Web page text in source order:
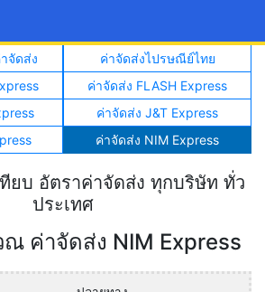
จัดส่ง
ค่าจัดส่งไปรษณีย์ไทย
ค่าจัดส่ง FLASH Express
ค่าจัดส่ง J&T Express
ค่าจัดส่ง NIM Express
ทียบ อัตราค่าจัดส่ง ทุกบริษัท ทั่ว
ประเทศ
ค่าจัดส่ง NIM Express